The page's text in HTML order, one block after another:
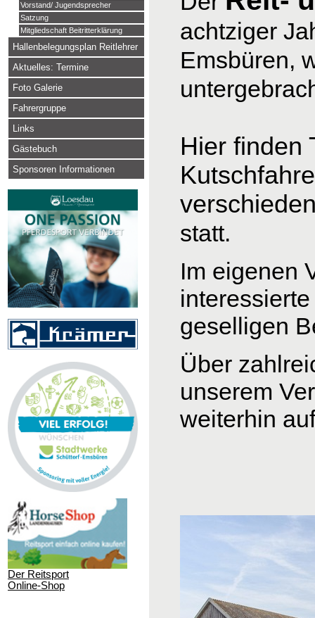
Vorstand/ Jugendsprecher
Satzung
Mitgliedschaft Beitritterklärung
Hallenbelegungsplan Reitlehrer
Aktuelles: Termine
Foto Galerie
Fahrergruppe
Links
Gästebuch
Sponsoren Informationen
Der Reitsport
Online-Shop
achtziger
Emsbüren,
Hier finden
Im eigenen
geselligen
Über
unserem
weiterhin